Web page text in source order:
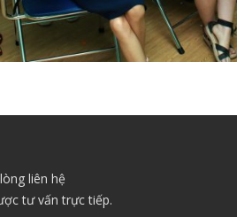
liên hệ
tư vấn trực tiếp.